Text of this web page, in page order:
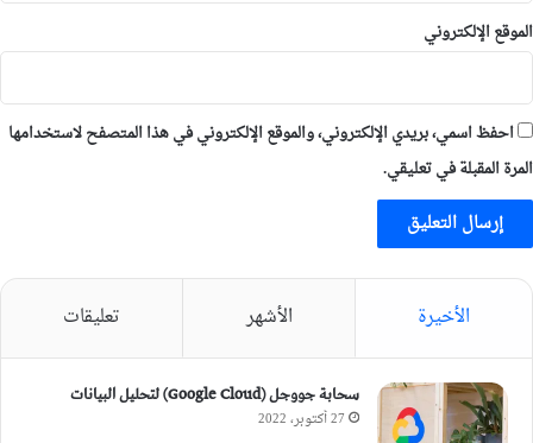
الموقع الإلكتروني
احفظ اسمي، بريدي الإلكتروني، والموقع الإلكتروني في هذا المتصفح لاستخدامها
المرة المقبلة في تعليقي.
الأخيرة الأشهر تعليقات
سحابة جووجل (Google Cloud) لتحليل البيانات
27 أكتوبر، 2022